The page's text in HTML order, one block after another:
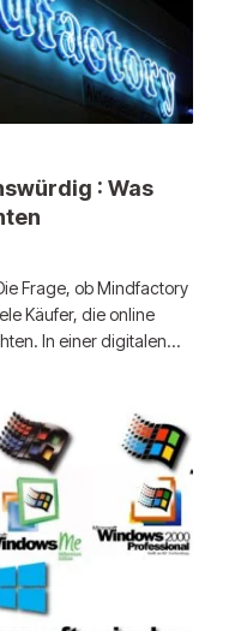
: Was
Frage, ob Mindfactory
Käufer, die online
In einer digitalen…